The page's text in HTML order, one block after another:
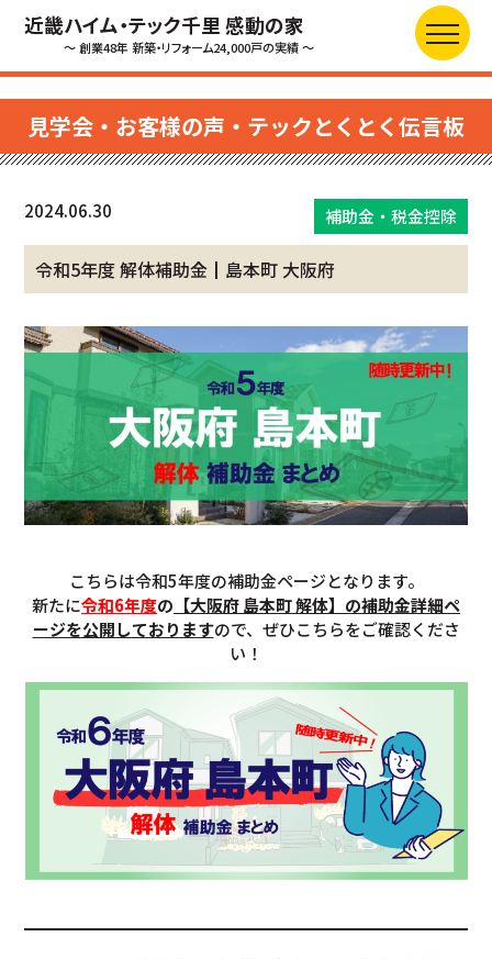
近畿ハイム・テック千里 感動の家
～ 創業48年 新築・リフォーム24,000戸の実績 ～
見学会・お客様の声・テックとくとく伝言板
2024.06.30 補助金・税金控除
令和5年度 解体補助金┃島本町 大阪府
こちらは令和5年度の補助金ページとなります。
新たに令和6年度の 【大阪府 島本町 解体】の補助金詳細ペ
ージを公開しておりますので、ぜひこちらをご確認くださ
い！